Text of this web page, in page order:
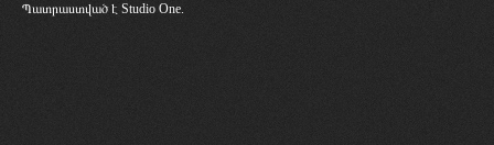
Պատրաստված է Studio One.